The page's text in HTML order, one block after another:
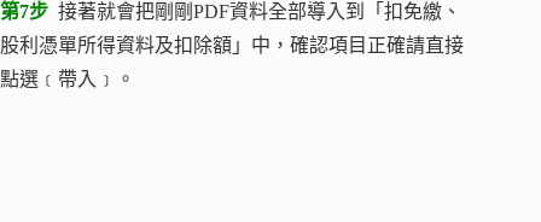
第7步 接著就會把剛剛PDF資料全部導入到「扣免繳、
股利憑單所得資料及扣除額」中，確認項目正確請直接
點選﹝帶入﹞。